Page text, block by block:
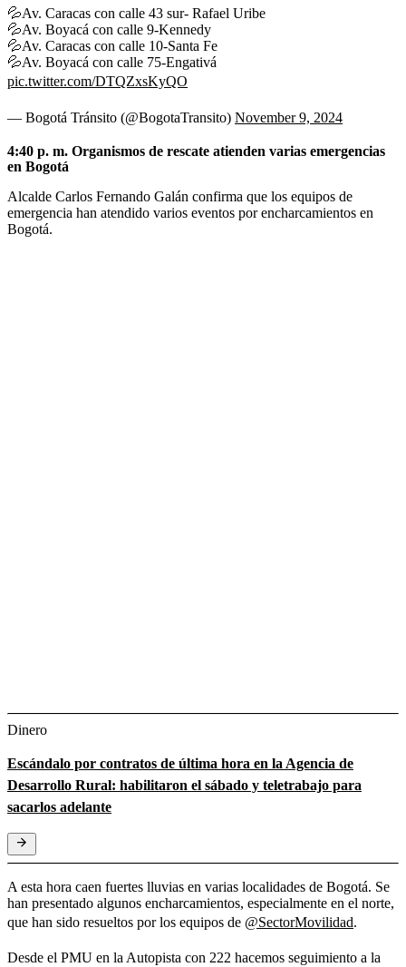
💦Av. Caracas con calle 43 sur- Rafael Uribe
💦Av. Boyacá con calle 9-Kennedy
💦Av. Caracas con calle 10-Santa Fe
💦Av. Boyacá con calle 75-Engativá
pic.twitter.com/DTQZxsKyQO
— Bogotá Tránsito (@BogotaTransito) November 9, 2024
4:40 p. m. Organismos de rescate atienden varias emergencias
en Bogotá
Alcalde Carlos Fernando Galán confirma que los equipos de
emergencia han atendido varios eventos por encharcamientos en
Bogotá.
Dinero
Escándalo por contratos de última hora en la Agencia de
Desarrollo Rural: habilitaron el sábado y teletrabajo para
sacarlos adelante
A esta hora caen fuertes lluvias en varias localidades de Bogotá. Se
han presentado algunos encharcamientos, especialmente en el norte,
que han sido resueltos por los equipos de @SectorMovilidad.
Desde el PMU en la Autopista con 222 hacemos seguimiento a la